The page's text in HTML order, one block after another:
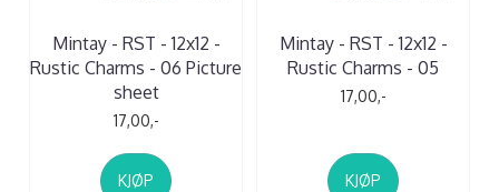
Mintay - RST - 12x12 -
Rustic Charms - 06 Picture
sheet
17,00,-
KJØP
Mintay - RST - 12x12 -
Rustic Charms - 05
17,00,-
KJØP